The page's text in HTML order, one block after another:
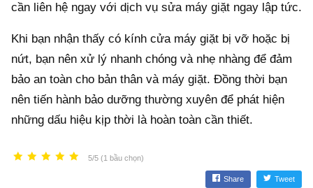
cần liên hệ ngay với dịch vụ sửa máy giặt ngay lập tức.
Khi bạn nhận thấy có kính cửa máy giặt bị vỡ hoặc bị
nứt, bạn nên xử lý nhanh chóng và nhẹ nhàng để đảm
bảo an toàn cho bản thân và máy giặt. Đồng thời bạn
nên tiến hành bảo dưỡng thường xuyên để phát hiện
những dấu hiệu kịp thời là hoàn toàn cần thiết.
5/5 (1 bầu chọn)
Share Tweet